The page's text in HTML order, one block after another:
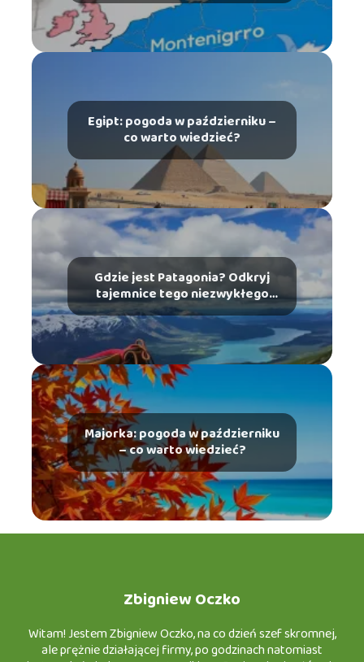
Egipt: pogoda w październiku –
co warto wiedzieć?
Gdzie jest Patagonia? Odkryj
tajemnice tego niezwykłego
miejsca
Majorka: pogoda w październiku
– co warto wiedzieć?
Zbigniew Oczko
Witam! Jestem Zbigniew Oczko, na co dzień szef skromnej,
ale prężnie działającej firmy, po godzinach natomiast